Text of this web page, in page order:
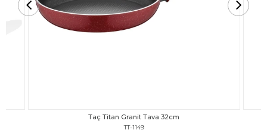
Taç Titan Granit Tava 30cm
TT-1148